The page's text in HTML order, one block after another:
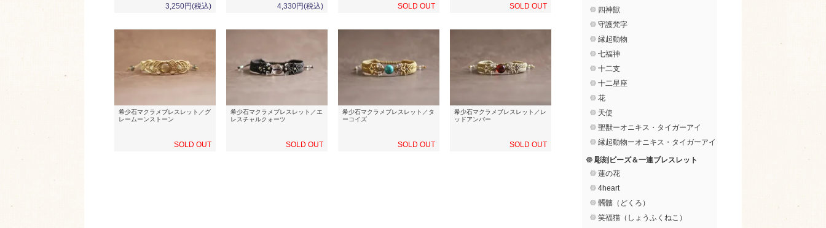
3,250円(税込) 4,330円(税込) SOLD OUT SOLD OUT
希少石マクラメブレスレット／グ
レームーンストーン
SOLD OUT
希少石マクラメブレスレット／エ
レスチャルクォーツ
SOLD OUT
希少石マクラメブレスレット／タ
ーコイズ
SOLD OUT
希少石マクラメブレスレット／レ
ッドアンバー
SOLD OUT
四神獣
守護梵字
縁起動物
七福神
十二支
十二星座
花
天使
聖獣ーオニキス・タイガーアイ
縁起動物ーオニキス・タイガーアイ
彫刻ビーズ＆一連ブレスレット
蓮の花
4heart
髑髏（どくろ）
笑福猫（しょうふくねこ）